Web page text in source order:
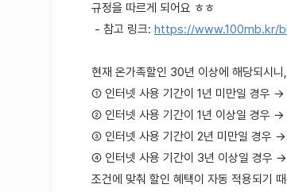
규정을 따르게 되어요 ㅎㅎ
- 참고 링크: https://www.100mb.kr/
현재 온가족할인 30년 이상에 해당되시
① 인터넷 사용 기간이 1년 미만일 경우 →
② 인터넷 사용 기간이 1년 이상일 경우
③ 인터넷 사용 기간이 2년 미만일 경우
④ 인터넷 사용 기간이 3년 이상일 경우
조건에 맞춰 할인 혜택이 자동 적용되기